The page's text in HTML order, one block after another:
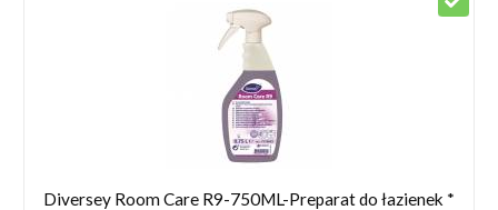
Diversey Room Care R9-750ML-Preparat do łazienek *